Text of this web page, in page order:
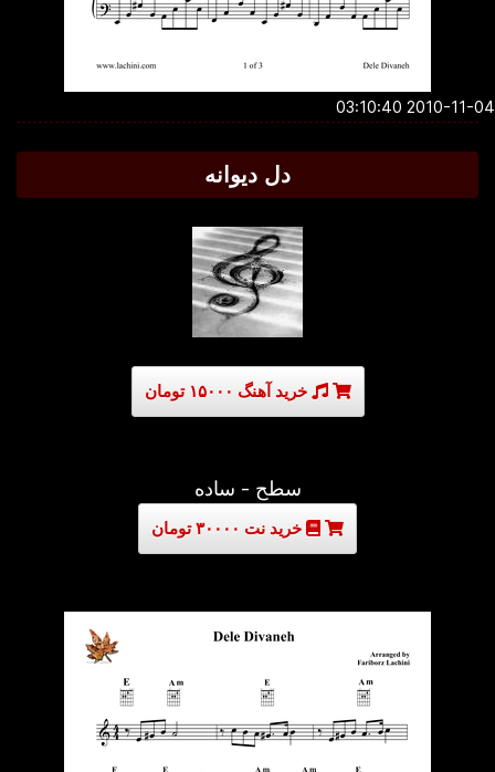
2010-11-04
دل دیوانه
خرید آهنگ ۱۵۰۰۰ تومان
سطح - ساده
خرید نت ۳۰۰۰۰ تومان